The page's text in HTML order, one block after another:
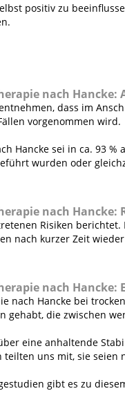
positiv zu
nach Hancke:
dass im
vorgenommen wird.
Hancke sei in ca. 93
wurden oder
nach Hancke:
Risiken
nach kurzer Zeit
nach Hancke:
nach Hancke bei
gehabt, die zwischen
eine anhaltende
teilten uns mit, sie
gibt es zu